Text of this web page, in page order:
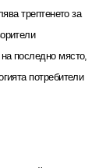
трептенето за
последно място,
потребители